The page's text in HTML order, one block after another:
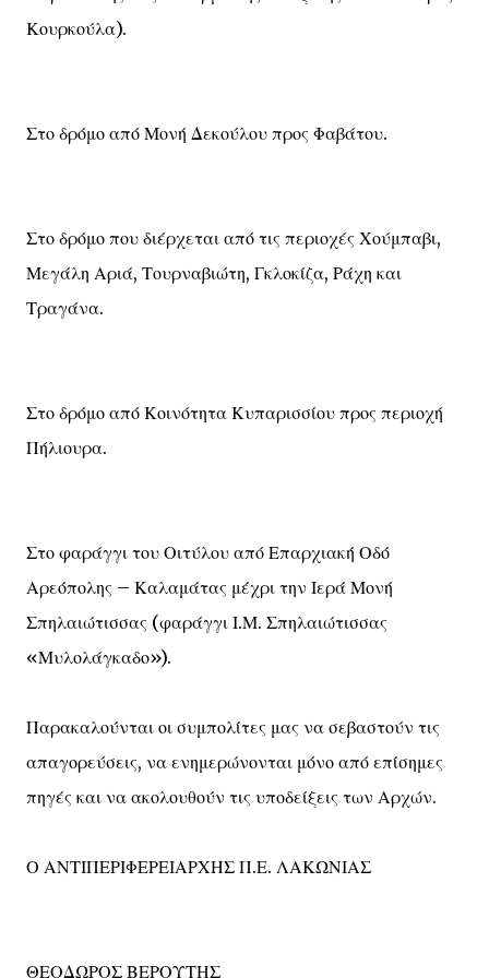
Κουρκούλα).
Στο δρόμο από Μονή Δεκούλου προς Φαβάτου.
Στο δρόμο που διέρχεται από τις περιοχές Χούμπαβι,
Μεγάλη Αριά, Τουρναβιώτη, Γκλοκίζα, Ράχη και
Τραγάνα.
Στο δρόμο από Κοινότητα Κυπαρισσίου προς περιοχή
Πήλιουρα.
Στο φαράγγι του Οιτύλου από Επαρχιακή Οδό
Αρεόπολης – Καλαμάτας μέχρι την Ιερά Μονή
Σπηλαιώτισσας (φαράγγι Ι.Μ. Σπηλαιώτισσας
«Μυλολάγκαδο»).
Παρακαλούνται οι συμπολίτες μας να σεβαστούν τις
απαγορεύσεις, να ενημερώνονται μόνο από επίσημες
πηγές και να ακολουθούν τις υποδείξεις των Αρχών.
Ο ΑΝΤΙΠΕΡΙΦΕΡΕΙΑΡΧΗΣ Π.Ε. ΛΑΚΩΝΙΑΣ
ΘΕΟΔΩΡΟΣ ΒΕΡΟΥΤΗΣ